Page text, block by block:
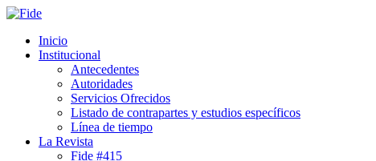
Inicio
Institucional
Antecedentes
Autoridades
Servicios Ofrecidos
Listado de contrapartes y estudios específicos
Línea de tiempo
La Revista
Fide #415